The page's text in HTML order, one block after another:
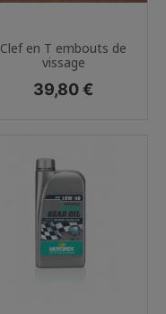
Clef en T embouts de
vissage
Prix
39,80 €